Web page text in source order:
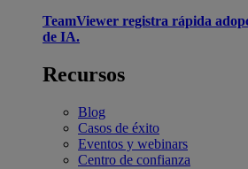
TeamViewer registra rápida
de IA.
Recursos
Blog
Casos de éxito
Eventos y webinars
Centro de confianza